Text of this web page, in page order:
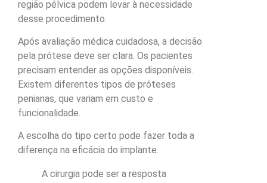
região pélvica podem levar à necessidade
desse procedimento.
Após avaliação médica cuidadosa, a decisão
pela prótese deve ser clara. Os pacientes
precisam entender as opções disponíveis.
Existem diferentes tipos de próteses
penianas, que variam em custo e
funcionalidade.
A escolha do tipo certo pode fazer toda a
diferença na eficácia do implante.
A cirurgia pode ser a resposta